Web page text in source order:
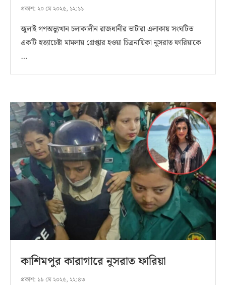
প্রকাশ: ২০ মে ২০২৫, ১২:১১
জুলাই গণঅভ্যুত্থান চলাকালীন রাজধানীর ভাটারা এলাকায় সংঘটিত
একটি হত্যাচেষ্টা মামলায় গ্রেপ্তার হওয়া চিত্রনায়িকা নুসরাত ফারিয়াকে
…
কাশিমপুর কারাগারে নুসরাত ফারিয়া
প্রকাশ: ১৯ মে ২০২৫, ২২:৪৩